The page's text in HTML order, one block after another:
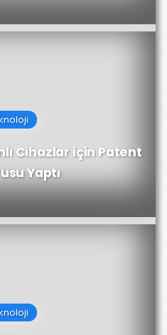
Cihazlar için Patent
Yaptı